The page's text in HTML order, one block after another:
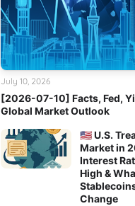
[2026-07-10] Facts, Fed,
Global Market Outlook
July 10, 2026
🇺🇸 U.S.
Market in
Interest
High &
Change